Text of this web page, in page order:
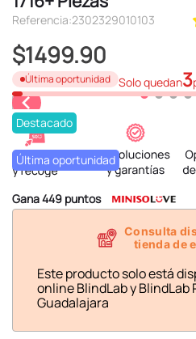
Referencia:2302329010103
$1499.90
Última oportunidad Solo quedan3
Destacado
Última oportunidad
Gana449 puntos
Consulta
tienda de
Este producto solo está
online BlindLab y BlindLab
Guadalajara
4.
osito cariñosito
5.
blind box
6.
pokémon
7.
8.
bts
9.
chiikawas